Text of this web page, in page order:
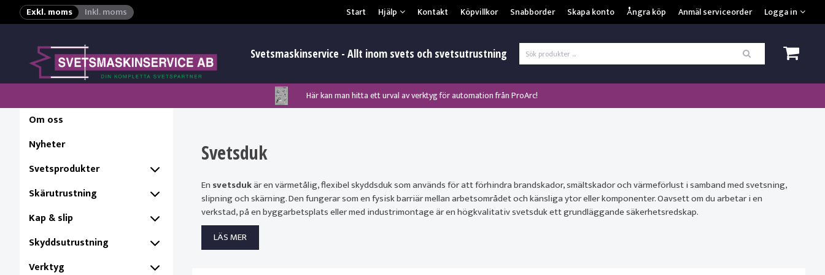
Exkl. moms Inkl. moms Start Hjälp
Säkerhet & Cookies Kontakt Köpvillkor Snabborder Skapa konto Ångra köp Anmäl serviceorder Logga in
Logga in
*
SKAPA NYTT KONTO
Svetsmaskinservice - Allt inom svets och svetsutrustning
Klicka här för att se alla våra nuvarande kampanjer!
Här kan man hitta ett urval av verktyg för automation från ProArc!
Nyhet! Lägesställare, rullbockar och längdsvets från ProArc!
Nyhet! Tig-svets från Esab, Rogue ET 230iP AC/DC!
Nyhet! Tig-svets Minarc T 223 AC/DC från Kemppi!
Nyhet! Nya PAPR-enheten från ESAB EPR-X1.1!
Nyhet! MinarcMig 190 Auto och MinarcMig 220 Auto från Kemppi!
Om oss
Nyheter
Svetsprodukter
Skärutrustning
Kap & slip
Skyddsutrustning
Verktyg
Svetsduk
En svetsdukär en värmetålig, flexibel skyddsduk som används för att förhindra brandskador, smältskador och värmeförlust i samband med svetsning,
slipning och skärning. Den fungerar som en fysisk barriär mellan arbetsområdet och känsliga ytor eller komponenter. Oavsett om du arbetar i en
verkstad, på en byggarbetsplats eller med industrimontage är en högkvalitativ svetsduk ett grundläggande säkerhetsredskap.
LÄS MER